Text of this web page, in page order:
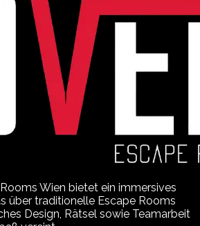
Wien bietet ein immersives
über traditionelle Escape Rooms
Design, Rätsel sowie Teamarbeit